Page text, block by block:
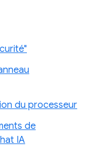
du processeur
de
IA